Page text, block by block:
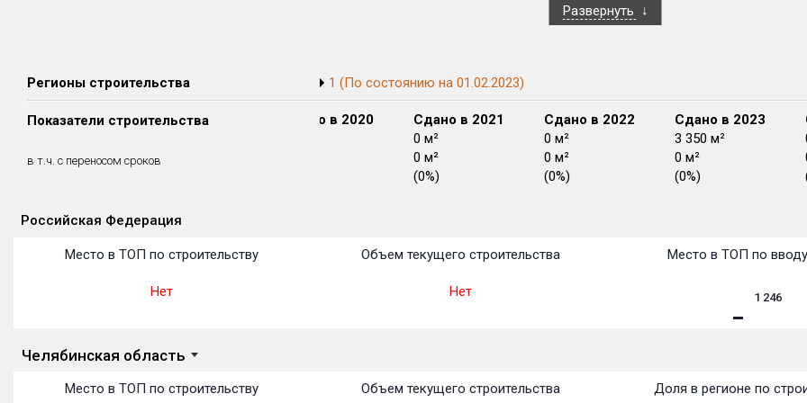
Развернуть
Регионы строительства 1 (По состоянию на 01.02.2023)
Показатели строительства
в т.ч. с переносом сроков
Сдано в 2018
0 м²
Сдано в 2019
0 м²
Сдано в 2020
Сдано в 2021
0 м²
0 м²
(0%)
Сдано в 2022
0 м²
0 м²
(0%)
Сдано в 2023
3 350 м²
0 м²
(0%)
Российская Федерация
Место в ТОП по строительству
Нет
Объем текущего строительства
Нет
Место в ТОП по
1 246
Челябинская область
Место в ТОП по строительству Объем текущего строительства Доля в регионе по